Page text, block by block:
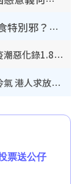
鬼門開2026｜農曆七月撞正日全食特別邪？專家警告切忌做一事！揭4大禁忌+2招保平安
奪命寄生蟲｜食生菜狂瀉首現死者！疫潮惡化錄1.8萬宗病例 揭洗菜3大謬誤
內地客歎港人唔識老！揭港鐵保鮮級冷氣 港人求放過：咪投訴